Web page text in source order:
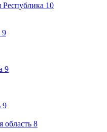
Республика 10
9
9
9
область 8